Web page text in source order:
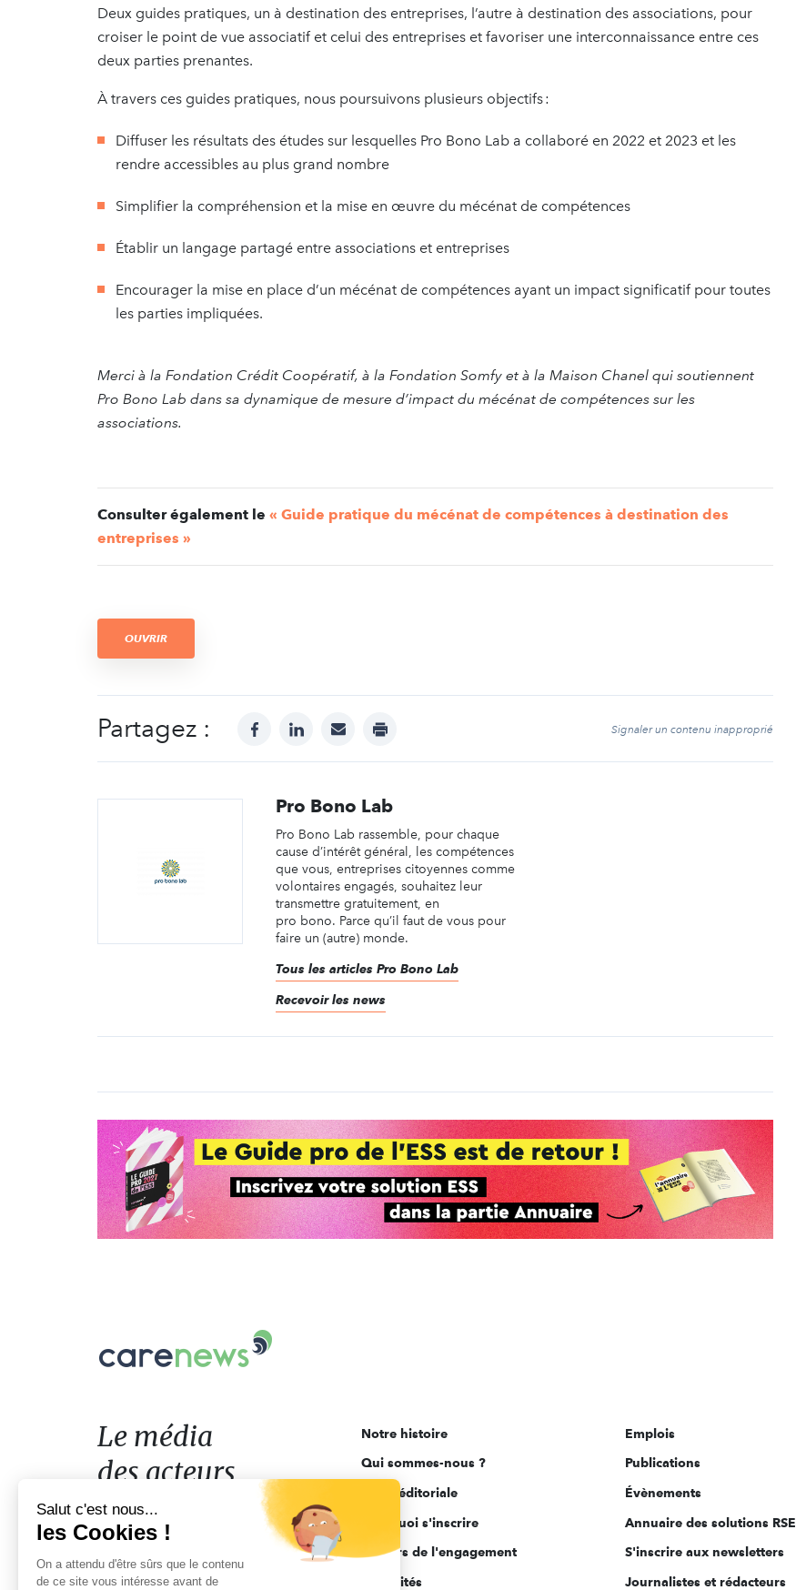
Deux guides pratiques, un à destination des entreprises, l’autre à destination des associations, pour
croiser le point de vue associatif et celui des entreprises et favoriser une interconnaissance entre ces
deux parties prenantes.
À travers ces guides pratiques, nous poursuivons plusieurs objectifs :
Diffuser les résultats des études sur lesquelles Pro Bono Lab a collaboré en 2022 et 2023 et les
rendre accessibles au plus grand nombre
Simplifier la compréhension et la mise en œuvre du mécénat de compétences
Établir un langage partagé entre associations et entreprises
Encourager la mise en place d’un mécénat de compétences ayant un impact significatif pour toutes
les parties impliquées.
Merci à la Fondation Crédit Coopératif, à la Fondation Somfy et à la Maison Chanel qui soutiennent
Pro Bono Lab dans sa dynamique de mesure d’impact du mécénat de compétences sur les
associations.
Consulter également le « Guide pratique du mécénat de compétences à destination des
entreprises »
OUVRIR
Partagez : facebooklinkedinmail print Signaler un contenu inapproprié
Pro Bono Lab
Pro Bono Lab rassemble, pour chaque
cause d’intérêt général, les compétences
que vous, entreprises citoyennes comme
volontaires engagés, souhaitez leur
transmettre gratuitement, en
pro bono. Parce qu’il faut de vous pour
faire un (autre) monde.
Tous les articles Pro Bono Lab
Recevoir les news
Le
acteurs
de
l'engagement
Le média
des acteurs
de l'engagement
Notre histoire
Qui sommes-nous ?
Ligne éditoriale
Pourquoi s'inscrire
Acteurs de l'engagement
Actualités
Emplois
Publications
Évènements
Annuaire des solutions RSE
S'inscrire aux newsletters
Journalistes et rédacteurs
Salut c'est nous...
les Cookies !
On a attendu d'être sûrs que le contenu
de ce site vous intéresse avant de